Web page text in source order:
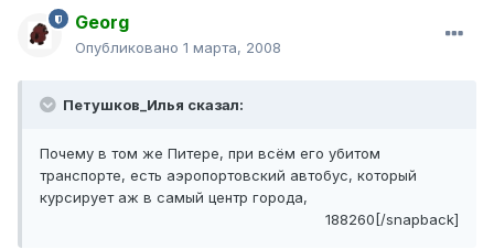
Georg
Опубликовано 1 марта, 2008
Петушков_Илья сказал:
Почему в том же Питере, при всём его убитом
транспорте, есть аэропортовский автобус, который
курсирует аж в самый центр города,
188260[/snapback]